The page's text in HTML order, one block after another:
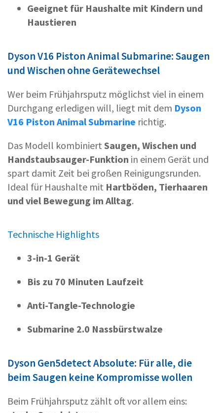
Geeignet für Haushalte mit Kindern und
Haustieren
Dyson V16 Piston Animal Submarine: Saugen
und Wischen ohne Gerätewechsel
Wer beim Frühjahrsputz möglichst viel in einem
Durchgang erledigen will, liegt mit dem Dyson
V16 Piston Animal Submarine richtig.
Das Modell kombiniert Saugen, Wischen und
Handstaubsauger-Funktion in einem Gerät und
spart damit Zeit bei großen Reinigungsrunden.
Ideal für Haushalte mit Hartböden, Tierhaaren
und viel Bewegung im Alltag.
Technische Highlights
3-in-1 Gerät
Bis zu 70 Minuten Laufzeit
Anti-Tangle-Technologie
Submarine 2.0 Nassbürstwalze
Dyson Gen5detect Absolute: Für alle, die
beim Saugen keine Kompromisse wollen
Beim Frühjahrsputz zählt oft vor allem eins: